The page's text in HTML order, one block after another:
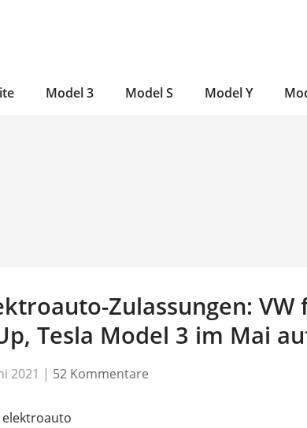
Model 3 Model S Model Y
Zulassungen:
Tesla Model 3 im Mai
2021 | 52 Kommentare